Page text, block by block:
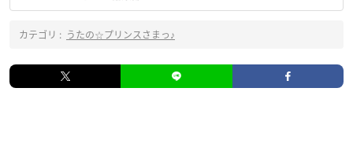
カテゴリ : うたの☆プリンスさまっ♪